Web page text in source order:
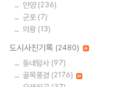
안양 (236)
군포 (7)
의왕 (13)
도시사진기록 (2480)
동네탐사 (97)
골목풍경 (2176)